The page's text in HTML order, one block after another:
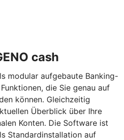
cash
modular aufgebaute Banking-
die Sie genau auf
können. Gleichzeitig
Überblick über Ihre
Konten. Die Software ist
Standardinstallation auf